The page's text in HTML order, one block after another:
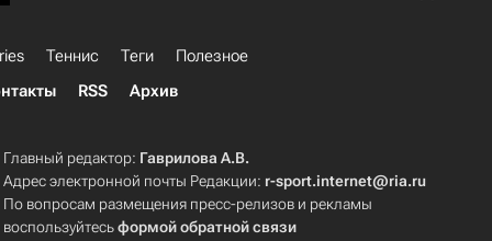
Теннис Теги
Полезное
RSS Архив
Главный редактор: Гаврилова А.В.
Адрес электронной почты Редакции: r-sport.internet@ria.ru
По вопросам размещения пресс-релизов и рекламы
воспользуйтесьформой обратной связи